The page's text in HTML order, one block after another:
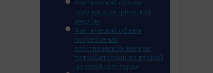
Фактический объем
покупки электрической
энергии
Фактический объем
потребления
электрической энергии
потребителями по второй
ценовой категории